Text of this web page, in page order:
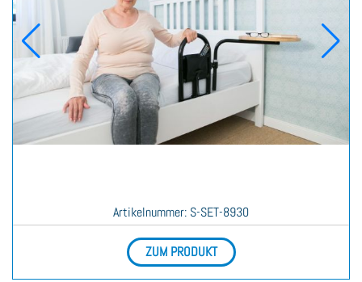
Artikelnummer: FALKE xxx
ZUM PRODUKT